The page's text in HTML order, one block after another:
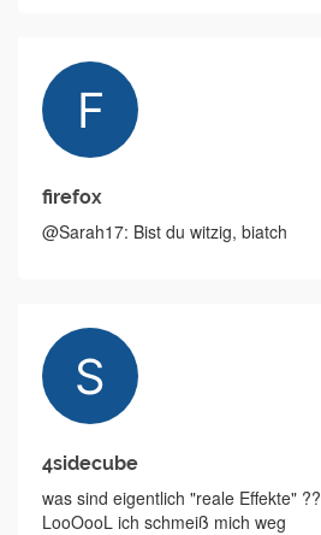
firefox
@Sarah17: Bist du witzig, biatch
4sidecube
was sind eigentlich "reale Effekte" ??
LooOooL ich schmeiß mich weg